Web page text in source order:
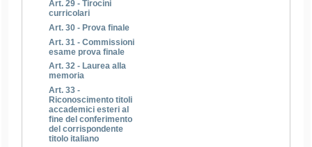
Art. 29 - Tirocini
curricolari
Art. 30 - Prova finale
Art. 31 - Commissioni
esame prova finale
Art. 32 - Laurea alla
memoria
Art. 33 -
Riconoscimento titoli
accademici esteri al
fine del conferimento
del corrispondente
titolo italiano